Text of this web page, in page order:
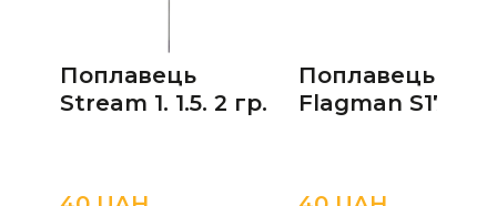
Поплавець
Stream 1. 1.5. 2 гр.
Поплавець
Flagman S17 4 г.